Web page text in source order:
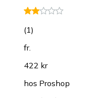
(1)
fr.
422 kr
hos Proshop